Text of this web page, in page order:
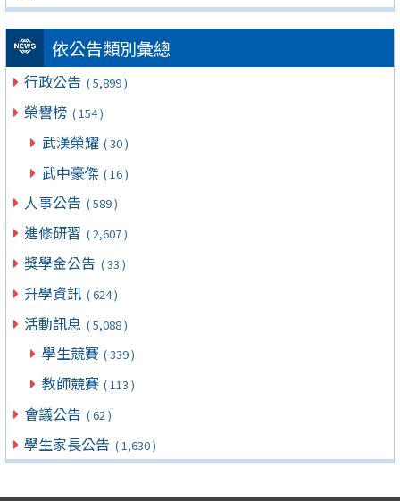
依公告類別彙總
行政公告 ( 5,899 )
榮譽榜 ( 154 )
武漢榮耀 ( 30 )
武中豪傑 ( 16 )
人事公告 ( 589 )
進修研習 ( 2,607 )
獎學金公告 ( 33 )
升學資訊 ( 624 )
活動訊息 ( 5,088 )
學生競賽 ( 339 )
教師競賽 ( 113 )
會議公告 ( 62 )
學生家長公告 ( 1,630 )